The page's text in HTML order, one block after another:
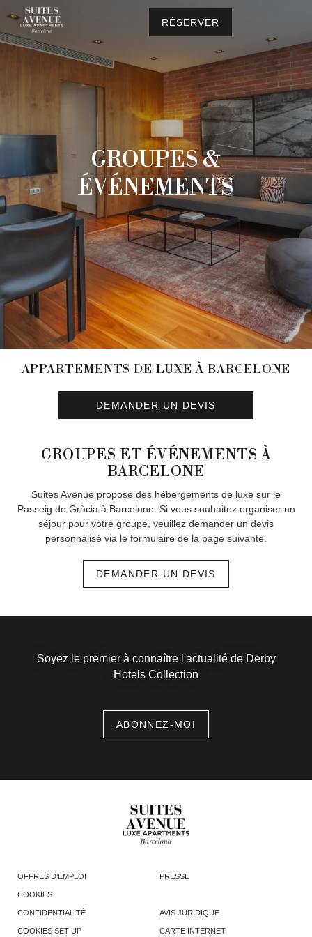
RÉSERVER
GROUPES &
ÉVÉNEMENTS
APPARTEMENTS DE LUXE À BARCELONE
DEMANDER UN DEVIS
GROUPES ET ÉVÉNEMENTS À
BARCELONE
Suites Avenue propose des hébergements de luxe sur le
Passeig de Gràcia à Barcelone. Si vous souhaitez organiser un
séjour pour votre groupe, veuillez demander un devis
personnalisé via le formulaire de la page suivante.
DEMANDER UN DEVIS
Soyez le premier à connaître l'actualité de Derby
Hotels Collection
ABONNEZ-MOI
OFFRES D’EMPLOI PRESSE
COOKIES
CONFIDENTIALITÉ AVIS JURIDIQUE
COOKIES SET UP CARTE INTERNET